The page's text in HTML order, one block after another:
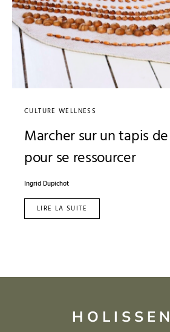
CULTURE WELLNESS
Marcher sur un tapis
pour se ressourcer
Ingrid Dupichot
LIRE LA SUITE